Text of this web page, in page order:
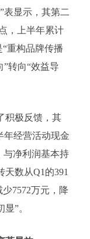
表显示，其第二
，上半年累计
重构品牌传播
转向“效益导
积极反馈，其
年经营活动现金
与净利润基本持
数从Q1的391
7572万元，降
”。